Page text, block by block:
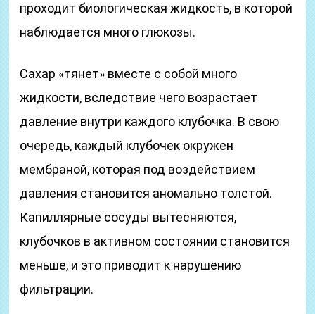
проходит биологическая жидкость, в которой
наблюдается много глюкозы.
Сахар «тянет» вместе с собой много
жидкости, вследствие чего возрастает
давление внутри каждого клубочка. В свою
очередь, каждый клубочек окружен
мембраной, которая под воздействием
давления становится аномально толстой.
Капиллярные сосуды вытесняются,
клубочков в активном состоянии становится
меньше, и это приводит к нарушению
фильтрации.